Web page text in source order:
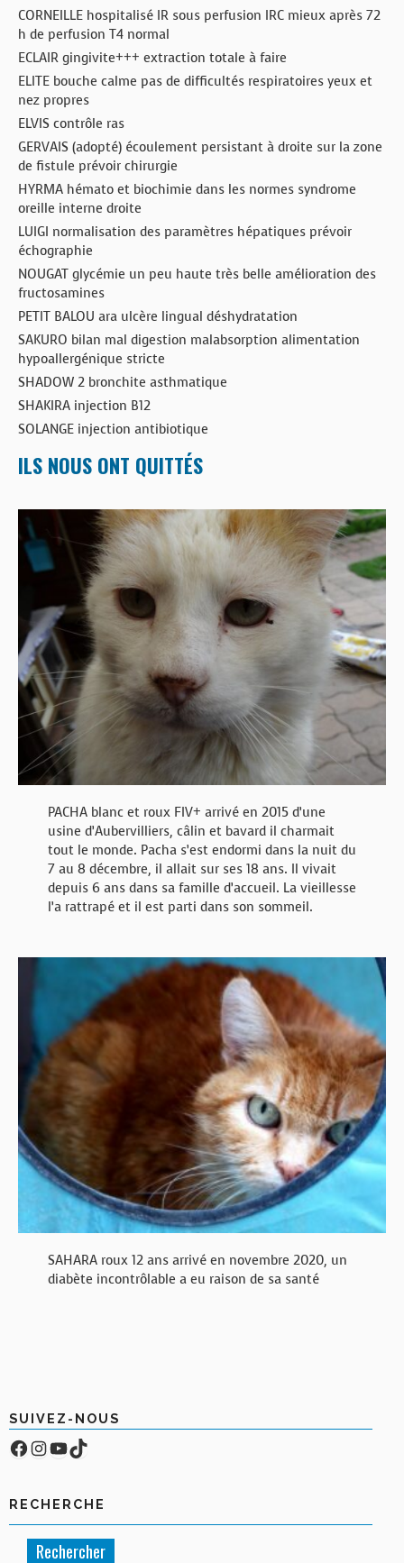
CORNEILLE hospitalisé IR sous perfusion IRC mieux après 72
h de perfusion T4 normal
ECLAIR gingivite+++ extraction totale à faire
ELITE bouche calme pas de difficultés respiratoires yeux et
nez propres
ELVIS contrôle ras
GERVAIS (adopté) écoulement persistant à droite sur la zone
de fistule prévoir chirurgie
HYRMA hémato et biochimie dans les normes syndrome
oreille interne droite
LUIGI normalisation des paramètres hépatiques prévoir
échographie
NOUGAT glycémie un peu haute très belle amélioration des
fructosamines
PETIT BALOU ara ulcère lingual déshydratation
SAKURO bilan mal digestion malabsorption alimentation
hypoallergénique stricte
SHADOW 2 bronchite asthmatique
SHAKIRA injection B12
SOLANGE injection antibiotique
ILS NOUS ONT QUITTÉS
PACHA blanc et roux FIV+ arrivé en 2015 d’une
usine d’Aubervilliers, câlin et bavard il charmait
tout le monde. Pacha s’est endormi dans la nuit du
7 au 8 décembre, il allait sur ses 18 ans. Il vivait
depuis 6 ans dans sa famille d’accueil. La vieillesse
l’a rattrapé et il est parti dans son sommeil.
SAHARA roux 12 ans arrivé en novembre 2020, un
diabète incontrôlable a eu raison de sa santé
SUIVEZ-NOUS
Facebook
Compte Instagram
YouTube
TikTok
RECHERCHE
Rechercher :